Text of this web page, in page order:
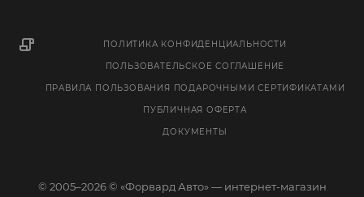
ПОЛИТИКА КОНФИДЕНЦИАЛЬНОСТИ
ПОЛЬЗОВАТЕЛЬСКОЕ СОГЛАШЕНИЕ
ПРАВИЛА ПОЛЬЗОВАНИЯ ПОДАРОЧНЫМИ СЕРТИФИКАТАМИ
ПУБЛИЧНАЯ ОФЕРТА
ДОКУМЕНТЫ
© 2005–2026 © «Форвард Авто» — интернет-магазин